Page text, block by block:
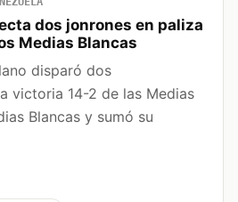
dos jonrones en paliza
Medias Blancas
disparó dos
victoria 14-2 de las Medias
Blancas y sumó su